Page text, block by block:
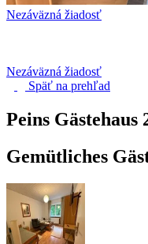
Nezáväzná žiadosť
Nezáväzná žiadosť
Späť na prehľad
Peins Gästehaus
Gemütliches